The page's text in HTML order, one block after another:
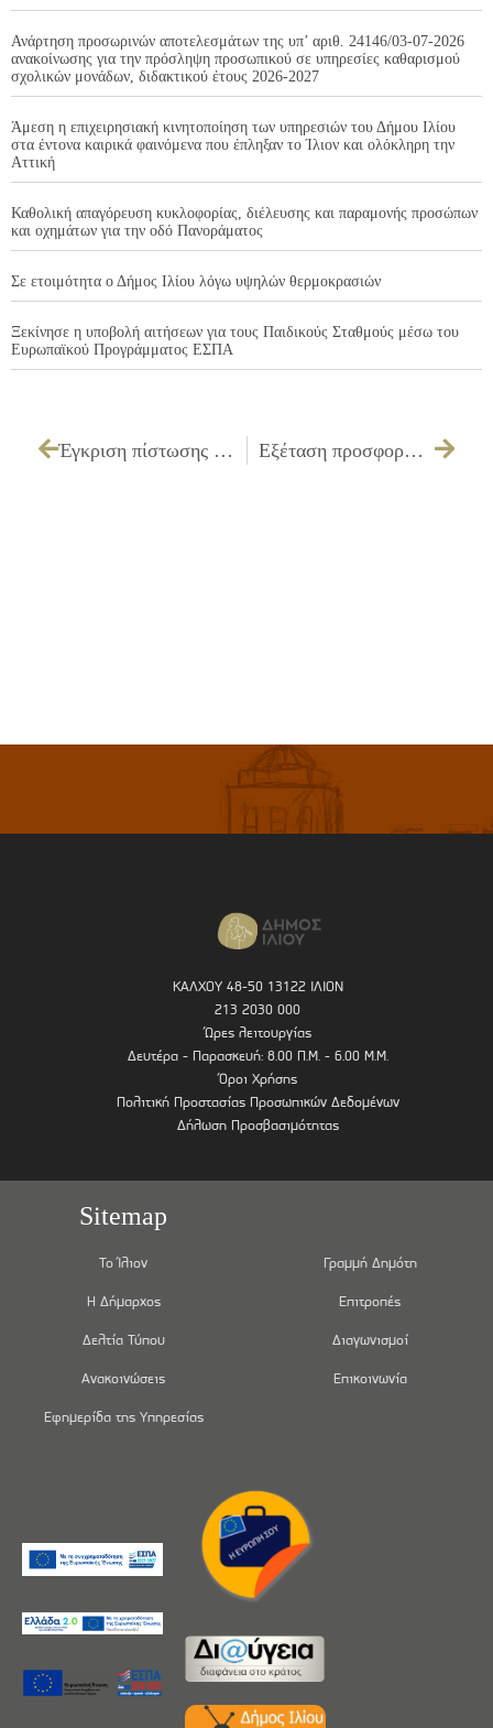
Ανάρτηση προσωρινών αποτελεσμάτων της υπ’ αριθ. 24146/03-07-2026
ανακοίνωσης για την πρόσληψη προσωπικού σε υπηρεσίες καθαρισμού
σχολικών μονάδων, διδακτικού έτους 2026-2027
Άμεση η επιχειρησιακή κινητοποίηση των υπηρεσιών του Δήμου Ιλίου
στα έντονα καιρικά φαινόμενα που έπληξαν το Ίλιον και ολόκληρη την
Αττική
Καθολική απαγόρευση κυκλοφορίας, διέλευσης και παραμονής προσώπων
και οχημάτων για την οδό Πανοράματος
Σε ετοιμότητα ο Δήμος Ιλίου λόγω υψηλών θερμοκρασιών
Ξεκίνησε η υποβολή αιτήσεων για τους Παιδικούς Σταθμούς μέσω του
Ευρωπαϊκού Προγράμματος ΕΣΠΑ
Έγκριση πίστωσης ποσού 15.000,00 € για ετήσια εισφορά στο Κέντρο Πρόληψης της Χρήσης Εξαρτησιογόνων Ουσιών των Δήμων Ιλίου – Πετρούπολης – Καματερού – Αγίων Αναργύρων «ΦΑΕΘΩΝ» Εξέταση προσφορών και εισήγηση ανάθεσης που αφορά «Απαραίτητες εργασίες για εκδηλώσεις της Κοινωνικής Υπηρεσίας»
ΚΑΛΧΟΥ 48-50 13122 ΙΛΙΟΝ
213 2030 000
Ώρες λειτουργίας
Δευτέρα - Παρασκευή: 8.00 Π.Μ. - 6.00 Μ.Μ.
Όροι Χρήσης
Πολιτική Προστασίας Προσωπικών Δεδομένων
Δήλωση Προσβασιμότητας
Sitemap
Το Ίλιον
Η Δήμαρχος
Δελτία Τύπου
Ανακοινώσεις
Εφημερίδα της Υπηρεσίας
Γραμμή Δημότη
Επιτροπές
Διαγωνισμοί
Επικοινωνία